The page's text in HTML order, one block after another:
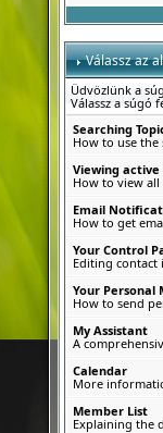
Válassz az
Üdvözlünk a
Válassz a súgó
Searching
How to use the
Viewing active
How to view
Email
How to get
Your Control
Editing contact
Your Personal
How to send
My Assistant
A
Calendar
More
Member List
Explaining the